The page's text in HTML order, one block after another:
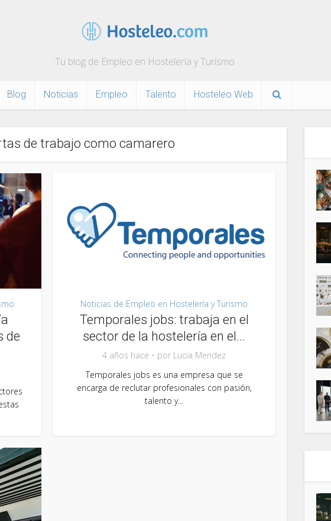
Tu blog de Empleo en Hostelería y Turismo
Blog Noticias Empleo Talento Hosteleo Web
de trabajo como camarero
de
Noticias de Empleo en Hostelería y Turismo
Temporales jobs: trabaja en el
sector de la hostelería en el...
4 años hace por Lucia Mendez
Temporales jobs es una empresa que se
encarga de reclutar profesionales con pasión,
talento y...